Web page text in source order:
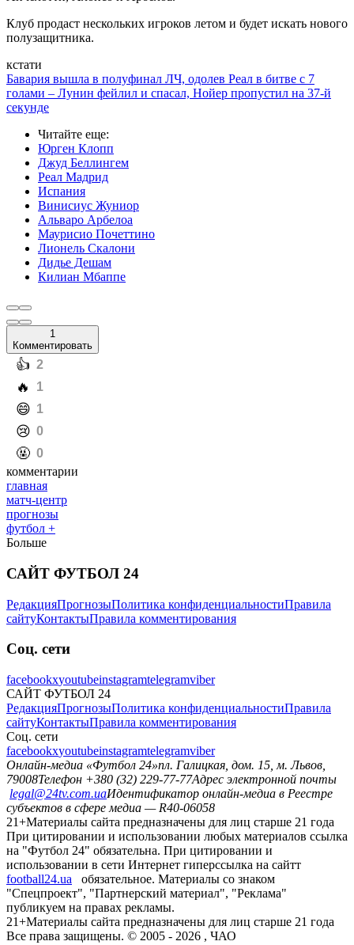
Клуб продаст нескольких игроков летом и будет искать нового
полузащитника.
кстати
Бавария вышла в полуфинал ЛЧ, одолев Реал в битве с 7
голами – Лунин фейлил и спасал, Нойер пропустил на 37-й
секунде
Читайте еще:
Юрген Клопп
Джуд Беллингем
Реал Мадрид
Испания
Винисиус Жуниор
Альваро Арбелоа
Маурисио Почеттино
Лионель Скалони
Дидье Дешам
Килиан Мбаппе
1
Комментировать
️👍 2
️🔥 1
️😄 1
️😢 0
️🤬 0
комментарии
главная
матч-центр
прогнозы
футбол +
Больше
САЙТ ФУТБОЛ 24
РедакцияПрогнозыПолитика конфиденциальностиПравила
сайтуКонтактыПравила комментирования
Соц. сети
facebookxyoutubeinstagramtelegramviber
САЙТ ФУТБОЛ 24
РедакцияПрогнозыПолитика конфиденциальностиПравила
сайтуКонтактыПравила комментирования
Соц. сети
facebookxyoutubeinstagramtelegramviber
Онлайн-медиа «Футбол 24»пл. Галицкая, дом. 15, м. Львов,
79008Телефон +380 (32) 229-77-77Адрес электронной почты
legal@24tv.com.uaИдентификатор онлайн-медиа в Реестре
субъектов в сфере медиа — R40-06058
21+Материалы сайта предназначены для лиц старше 21 года
При цитировании и использовании любых материалов ссылка
на "Футбол 24" обязательна. При цитировании и
использовании в сети Интернет гиперссылка на сайтт
football24.ua
обязательное. Материалы со знаком
"Спецпроект", "Партнерский материал", "Реклама"
публикуем на правах рекламы.
21+Материалы сайта предназначены для лиц старше 21 года
Все права защищены. © 2005 - 2026 , ЧАО